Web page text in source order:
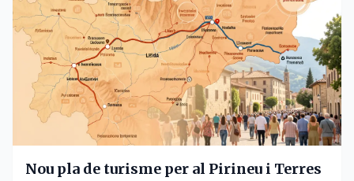
Nou pla de turisme per al Pirineu i Terres